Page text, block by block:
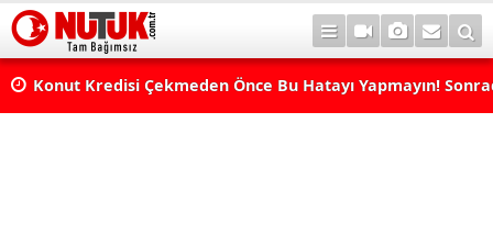
Konut Kredisi Çekmeden Önce Bu Hatayı Yapmayın!